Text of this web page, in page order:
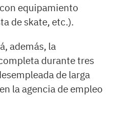
equipamiento
de skate, etc.).
además, la
durante tres
de larga
la agencia de empleo